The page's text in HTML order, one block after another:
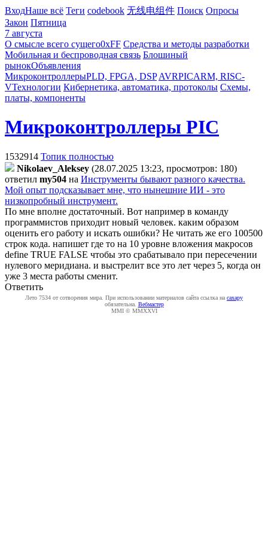
ВходНаше всё Теги codebook 无线电组件 Поиск Опросы
Закон Пятница
7 августа
О смысле всего сущего0xFF Средства и методы разработки
Мобильная и беспроводная связь Блошиный
рынокОбъявления
МикроконтроллерыPLD, FPGA, DSP AVRPICARM, RISC-
VТехнологии Кибернетика, автоматика, протоколы Схемы,
платы, компоненты
Микроконтроллеры PIC
1532914 Топик полностью
Nikolaev_Aleksey (28.07.2025 13:23, просмотров: 180)
ответил my504 на Инструменты бывают разного качества.
Мой опыт подсказывает мне, что нынешние ИИ - это
низкопробный инструмент.
По мне вполне достаточный. Вот например в команду
программистов приходит новый человек. каким образом
оценить его работу и искать ошибки? Не читать же его 100500
строк кода. напишет где то на 10 уровне вложения макросов
define TRUE FALSE чтобы это срабатывало при пересечении
нулевого меридиана. и выстрелит все это лет через 5, когда он
уже 3 места работы сменит.
Ответить
Лето 7534 от сотворения мира. При использовании материалов сайта ссылка на caxapу
обязательна. Вебмастер
MMI © MMXXVI